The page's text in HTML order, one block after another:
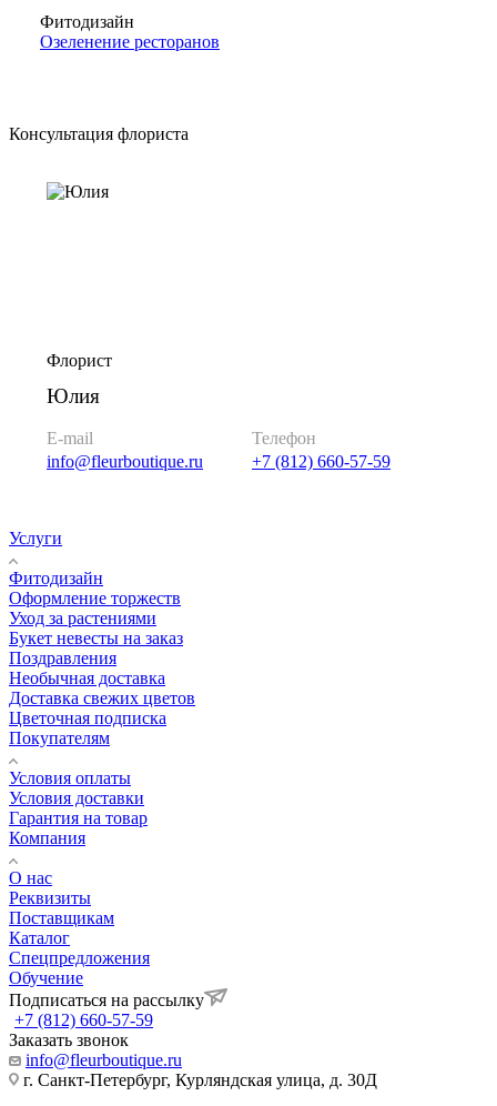
Фитодизайн
Озеленение ресторанов
Консультация флориста
Флорист
Юлия
E-mail
info@fleurboutique.ru
Телефон
+7 (812) 660-57-59
Услуги
Фитодизайн
Оформление торжеств
Уход за растениями
Букет невесты на заказ
Поздравления
Необычная доставка
Доставка свежих цветов
Цветочная подписка
Покупателям
Условия оплаты
Условия доставки
Гарантия на товар
Компания
О нас
Реквизиты
Поставщикам
Каталог
Спецпредложения
Обучение
Подписаться на рассылку
+7 (812) 660-57-59
Заказать звонок
info@fleurboutique.ru
г. Санкт-Петербург, Курляндская улица, д. 30Д